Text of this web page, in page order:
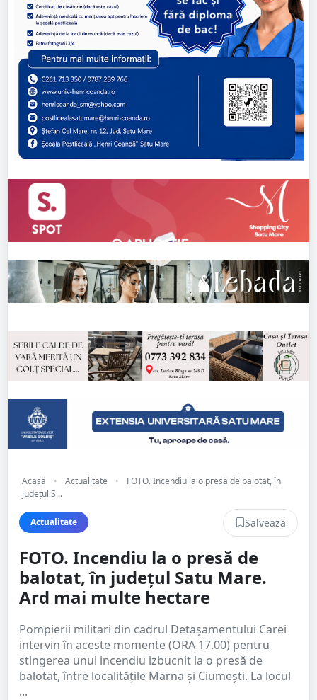
Acasă • Actualitate •
FOTO. Incendiu la o presă de balotat, în
județul S...
Actualitate Salvează
FOTO. Incendiu la o presă de
balotat, în județul Satu Mare.
Ard mai multe hectare
Pompierii militari din cadrul Detașamentului Carei
intervin în aceste momente (ORA 17.00) pentru
stingerea unui incendiu izbucnit la o presă de
balotat, între localitățile Marna și Ciumești. La locul
...